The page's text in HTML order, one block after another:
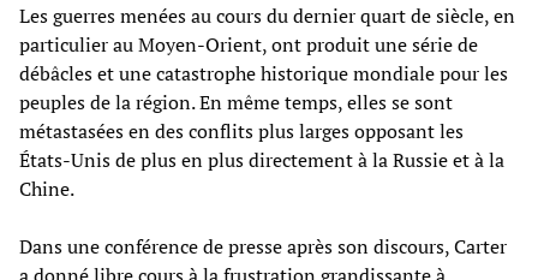
Les guerres menées au cours du dernier quart de siècle, en
particulier au Moyen-Orient, ont produit une série de
débâcles et une catastrophe historique mondiale pour les
peuples de la région. En même temps, elles se sont
métastasées en des conflits plus larges opposant les
États-Unis de plus en plus directement à la Russie et à la
Chine.
Dans une conférence de presse après son discours, Carter
a donné libre cours à la frustration grandissante à